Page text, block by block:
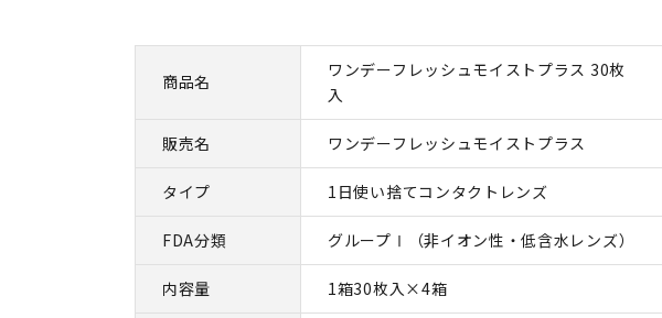
商品名
ワンデーフレッシュモイストプラス 30枚
入
販売名 ワンデーフレッシュモイストプラス
タイプ 1日使い捨てコンタクトレンズ
FDA分類 グループⅠ（非イオン性・低含水レンズ）
内容量 1箱30枚入×4箱